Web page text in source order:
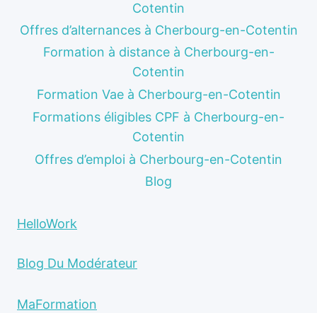
Cotentin
Offres d’alternances à Cherbourg-en-Cotentin
Formation à distance à Cherbourg-en-
Cotentin
Formation Vae à Cherbourg-en-Cotentin
Formations éligibles CPF à Cherbourg-en-
Cotentin
Offres d’emploi à Cherbourg-en-Cotentin
Blog
HelloWork
Blog Du Modérateur
MaFormation